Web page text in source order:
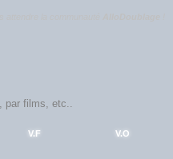
V.F V.O